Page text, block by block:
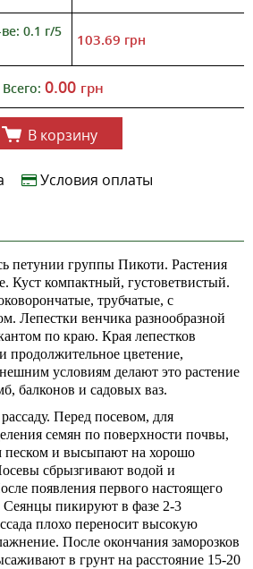
0.1 г/5
103.69 грн
Всего: 0.00 грн
В корзину
Условия оплаты
петунии группы Пикоти. Растения
Куст компактный, густоветвистый.
трубчатые, с
Лепестки венчика разнообразной
по краю. Края лепестков
продолжительное цветение,
условиям делают это растение
балконов и садовых ваз.
Перед посевом, для
семян по поверхности почвы,
и высыпают на хорошо
сбрызгивают водой и
появления первого настоящего
Сеянцы пикируют в фазе 2-3
плохо переносит высокую
После окончания заморозков
в грунт на расстояние 15-20